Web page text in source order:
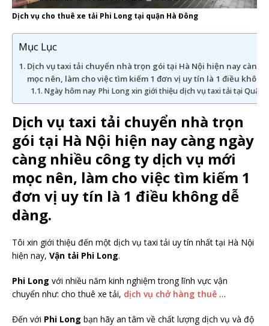
Dịch vụ cho thuê xe tải Phi Long tại quận Hà Đông
Mục Lục
Dịch vụ taxi tải chuyển nhà trọn gói tại Hà Nội hiện nay càng
mọc nên, làm cho việc tìm kiếm 1 đơn vị uy tín là 1 điều
Ngày hôm nay Phi Long xin giới thiệu dịch vụ taxi tải tại Quận
Dịch vụ taxi tải chuyển nhà trọn
gói tại Hà Nội hiện nay càng ngày
càng nhiều công ty dịch vụ mới
mọc nên, làm cho việc tìm kiếm 1
đơn vị uy tín là 1 điều không dễ
dàng.
Tôi xin giới thiệu đến một dịch vụ taxi tải uy tín nhất tại Hà Nội
hiện nay, Vận tải Phi Long.
Phi Long với nhiều năm kinh nghiệm trong lĩnh vực vận
chuyển như: cho thuê xe tải, dịch vụ chở hàng thuê …
Đến với Phi Long bạn hãy an tâm về chất lượng dịch vụ và độ